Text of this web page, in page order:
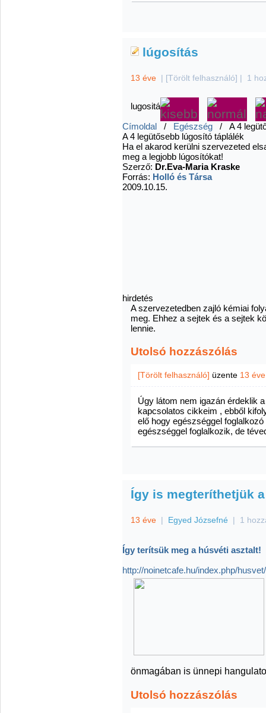
lúgosítás
13 éve | [Törölt felhasználó] | 1
lugositá
Címoldal / Egészség / A 4
A 4 legütősebb lúgosító táplálék
Ha el akarod kerülni szervezeted
meg a legjobb lúgosítókat!
Szerző: Dr.Eva-Maria Kraske
Forrás: Holló és Társa
2009.10.15.
hirdetés
A szervezetedben zajló kémiai
meg. Ehhez a sejtek és a sejtek
lennie.
Utolsó hozzászólás
[Törölt felhasználó] üzente 13 éve
Úgy látom nem igazán érdeklik
kapcsolatos cikkeim , ebből
elő hogy egészséggel
egészséggel foglalkozik, de
Így is megteríthetjük
13 éve | Egyed Józsefné | 1
Így terítsük meg a húsvéti asztalt!
http://noinetcafe.hu/index.php/
önmagában is ünnepi
Utolsó hozzászólás